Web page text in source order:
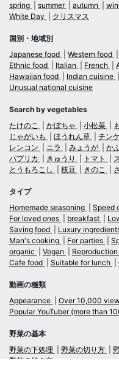
spring
summer autumn
White Day
クリスマス
国別・地域別
Japanese food
Western food
Ethnic food
Italian French
Hawaiian food
Indian cuisine
Unusual national cuisine
Search by vegetables
たけのこ
かぼちゃ 小松菜
じゃがいも
ほうれん草 チン
レンコン
ニラ みょうが か
パプリカ
きゅうり トマト
とうもろこし
枝豆 きのこ
タイプ
Homemade seasoning
Speed
For loved ones
breakfast
Saving food
Luxury
Man's cooking
For parties
organic
Vegan
Cafe food
Suitable for lunch
動画の種類
Appearance
Over 10,000
Popular YouTuber (more than
野菜の基本
野菜の下処理
野菜の切り方
野菜の焼き方